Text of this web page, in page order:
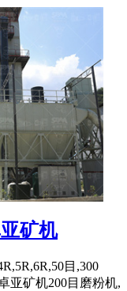
矿机
目,300
亚矿机200目磨粉机,